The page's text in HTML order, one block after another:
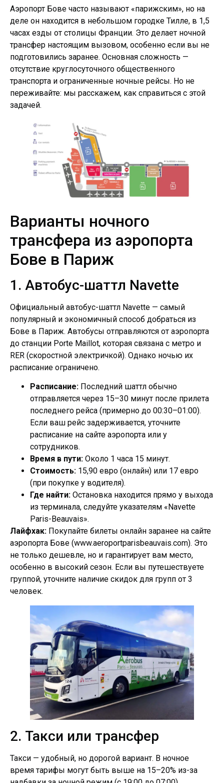
Аэропорт Бове часто называют «парижским», но на
деле он находится в небольшом городке Тилле, в 1,5
часах езды от столицы Франции. Это делает ночной
трансфер настоящим вызовом, особенно если вы не
подготовились заранее. Основная сложность —
отсутствие круглосуточного общественного
транспорта и ограниченные ночные рейсы. Но не
переживайте: мы расскажем, как справиться с этой
задачей.
Варианты ночного
трансфера из аэропорта
Бове в Париж
1. Автобус-шаттл Navette
Официальный автобус-шаттл Navette — самый
популярный и экономичный способ добраться из
Бове в Париж. Автобусы отправляются от аэропорта
до станции Porte Maillot, которая связана с метро и
RER (скоростной электричкой). Однако ночью их
расписание ограничено.
Расписание: Последний шаттл обычно
отправляется через 15–30 минут после прилета
последнего рейса (примерно до 00:30–01:00).
Если ваш рейс задерживается, уточните
расписание на сайте аэропорта или у
сотрудников.
Время в пути: Около 1 часа 15 минут.
Стоимость: 15,90 евро (онлайн) или 17 евро
(при покупке у водителя).
Где найти: Остановка находится прямо у выхода
из терминала, следуйте указателям «Navette
Paris-Beauvais».
Лайфхак: Покупайте билеты онлайн заранее на сайте
аэропорта Бове (www.aeroportparisbeauvais.com). Это
не только дешевле, но и гарантирует вам место,
особенно в высокий сезон. Если вы путешествуете
группой, уточните наличие скидок для групп от 3
человек.
2. Такси или трансфер
Такси — удобный, но дорогой вариант. В ночное
время тарифы могут быть выше на 15–20% из-за